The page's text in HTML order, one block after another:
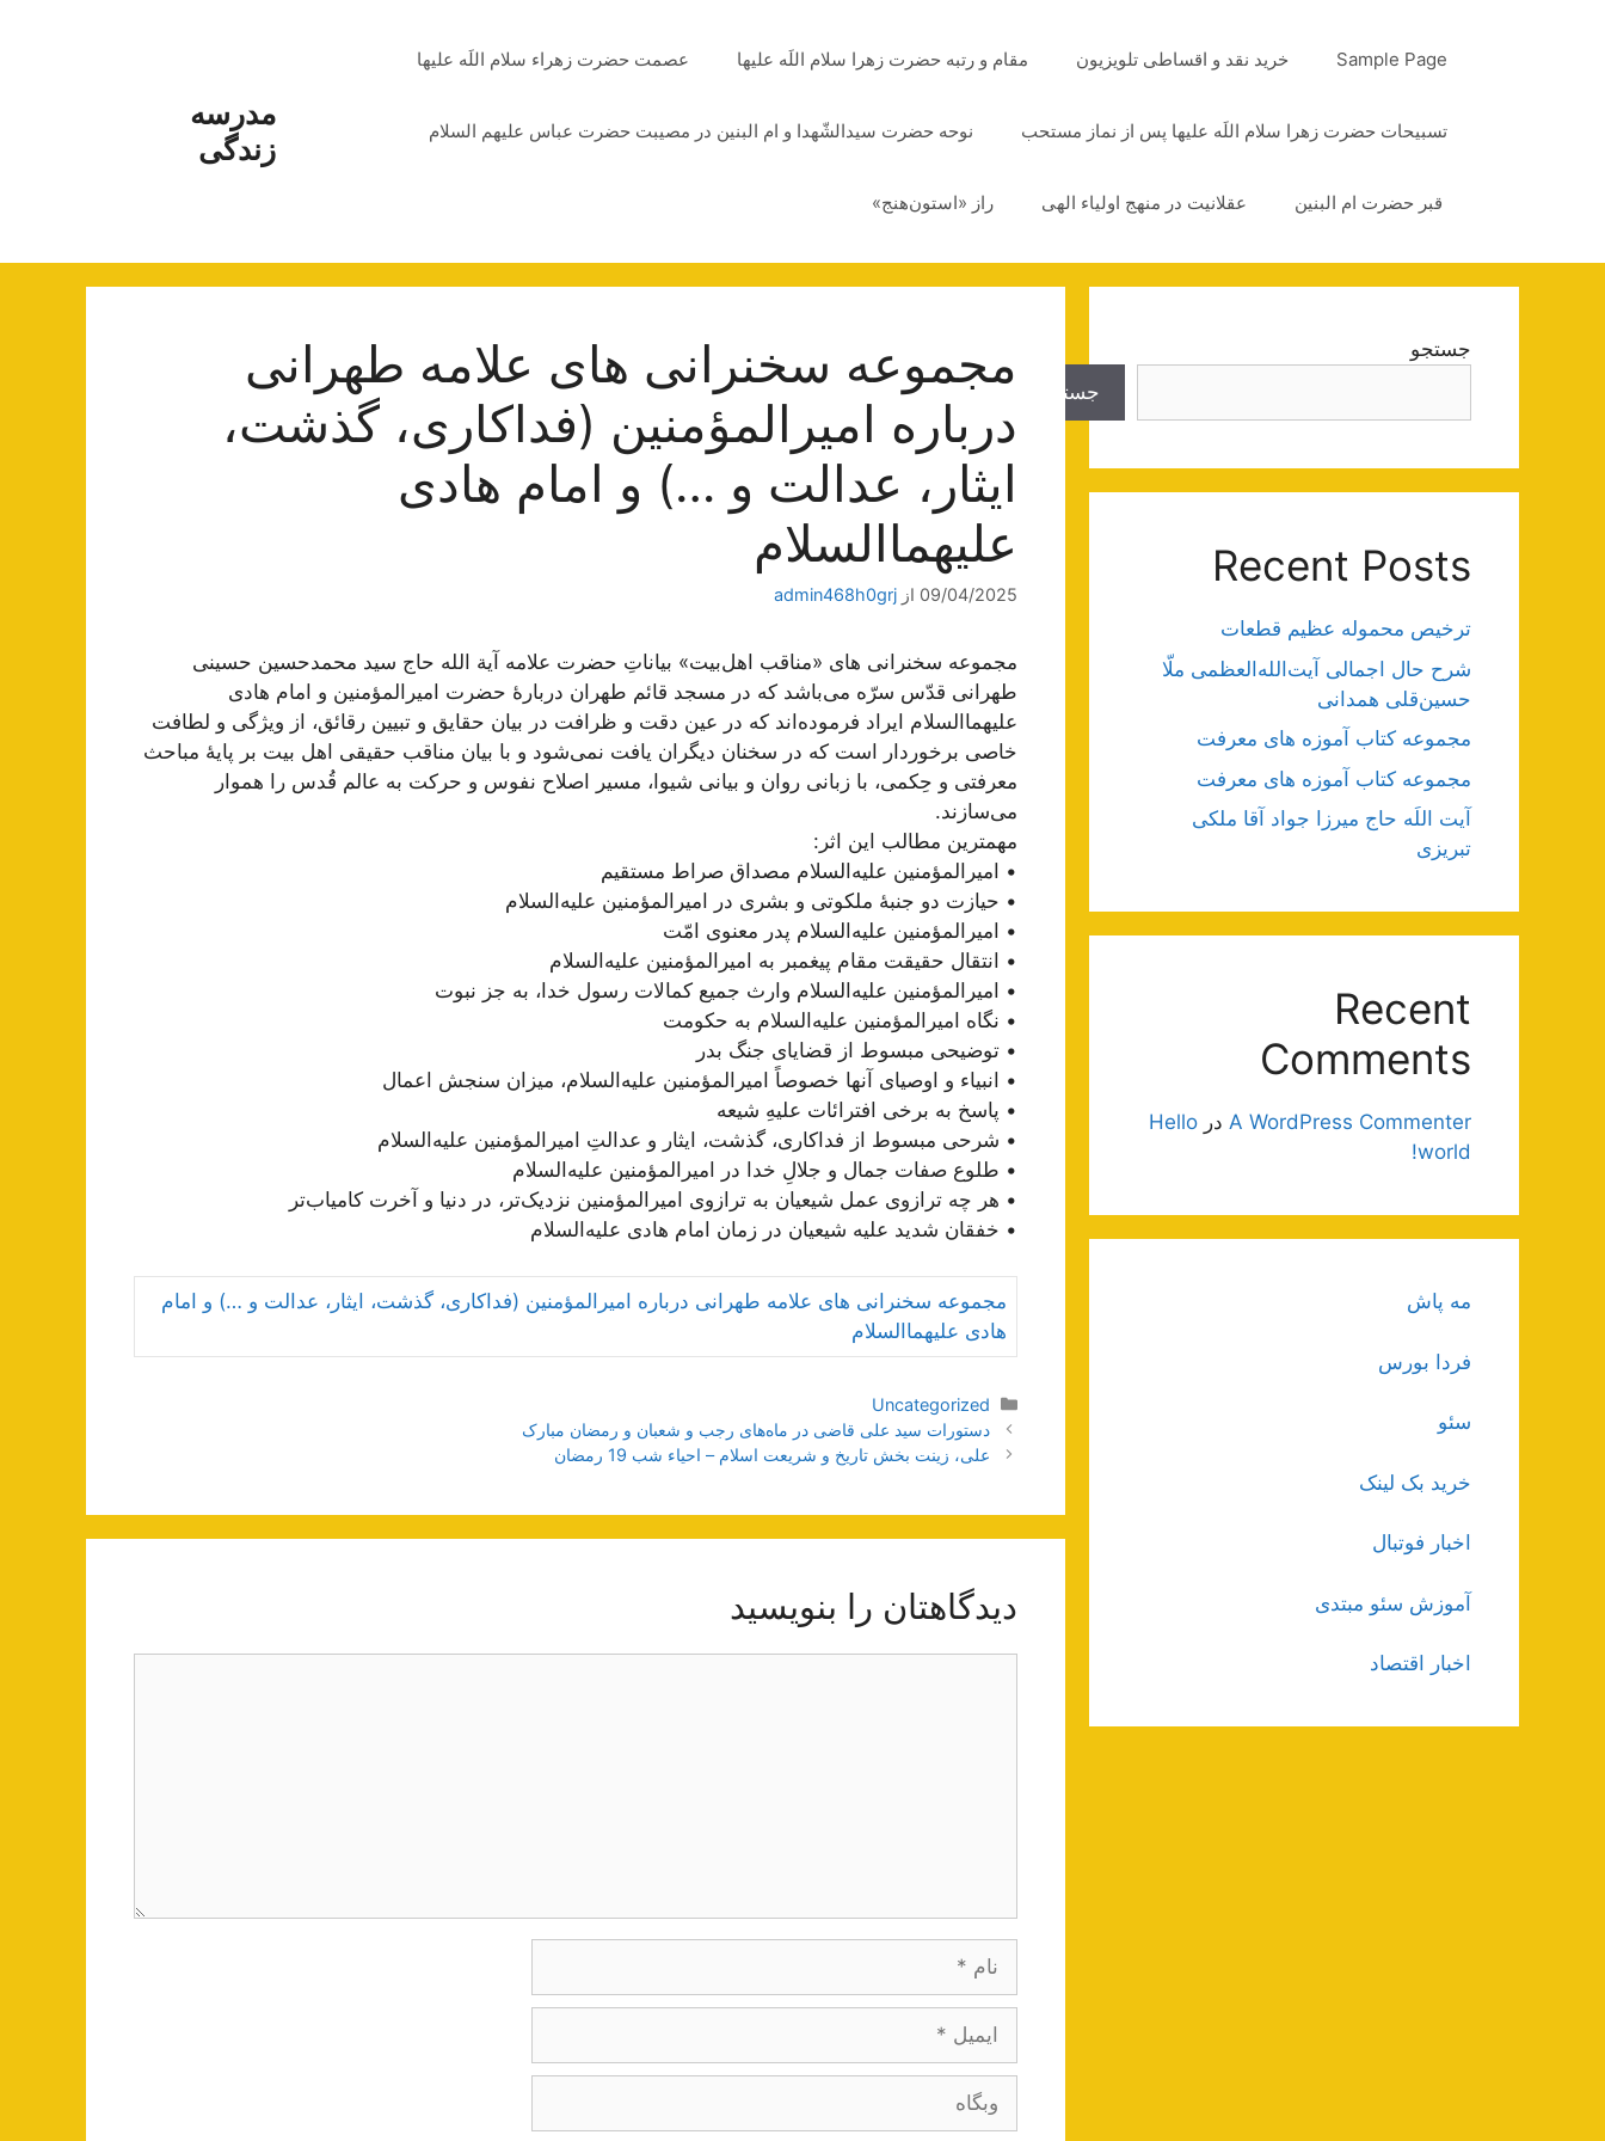
مدرسه
زندگی
Sample Page خرید نقد و اقساطی تلویزیون مقام و رتبه حضرت زهرا سلام اللَه علیها عصمت حضرت زهراء سلام اللَه علیها
تسبیحات حضرت زهرا سلام اللَه علیها پس از نماز مستحب نوحه حضرت سیدالشّهدا و ام البنین در مصیبت حضرت عباس علیهم السلام
قبر حضرت ام البنین عقلانیت در منهج اولیاء الهی راز «استون‌هنج»
مجموعه سخنرانی های علامه طهرانی
درباره امیرالمؤمنین (فداکاری‌، گذشت،
ایثار، عدالت و …) و امام هادی
علیهما‌السلام
09/04/2025 از admin468h0grj
مجموعه سخنرانی های «مناقب اهل‌بیت» بیاناتِ حضرت علامه آیة الله حاج سید محمد‌حسین حسینی
طهرانی قدّس سرّه می‌باشد که در مسجد قائم طهران دربارۀ حضرت امیرالمؤمنین و امام هادی
علیهما‌السلام ایراد فرموده‌اند که در عین دقت و ظرافت در بیان حقایق و تبیین رقائق، از ویژگی و لطافت
خاصی برخوردار است که در سخنان دیگران یافت نمی‌شود و با بیان مناقب حقیقی اهل بیت بر پایۀ مباحث
معرفتی و حِکمی، با زبانی روان و بیانی شیوا، مسیر اصلاح نفوس و حرکت به عالم قُدس را هموار
می‌سازند.
مهمترین مطالب این اثر:
• امیرالمؤمنین علیه‌السلام مصداق صراط مستقیم
• حیازت دو جنبۀ ملکوتی و بشری در امیرالمؤمنین علیه‌السلام
• امیرالمؤمنین علیه‌السلام پدر معنوی امّت
• انتقال حقیقت مقام پیغمبر به امیرالمؤمنین علیه‌السلام
• امیرالمؤمنین علیه‌السلام وارث جمیع کمالات رسول خدا، به جز نبوت
• نگاه امیرالمؤمنین علیه‌السلام به حکومت
• توضیحی مبسوط از قضایای جنگ بدر
• انبیاء و اوصیای آنها خصوصاً امیرالمؤمنین علیه‌السلام، میزان سنجش اعمال
• پاسخ به برخی افترائات علیهِ شیعه
• شرحی مبسوط از فداکاری‌، گذشت، ایثار و عدالتِ امیرالمؤمنین علیه‌السلام
• طلوع صفات جمال و جلالِ خدا در امیرالمؤمنین علیه‌السلام
• هر چه ترازوی عمل شیعیان به ترازوی امیرالمؤمنین نزدیک‌تر، در دنیا و آخرت کامیاب‌تر
• خفقان شدید علیه شیعیان در زمان امام هادی‌ علیه‌السلام
مجموعه سخنرانی های علامه طهرانی درباره امیرالمؤمنین (فداکاری‌، گذشت، ایثار، عدالت و …) و امام
هادی علیهما‌السلام
دسته‌ها
Uncategorized
ناوبری
نوشته‌ها
دستورات سید علی قاضی در ماه‌های رجب و شعبان و رمضان مبارک
علی، زینت بخش تاریخ و شریعت اسلام – احیاء شب 19 رمضان
دیدگاهتان را بنویسید
وبگاه
جستجو
جستجو
Recent Posts
ترخیص محموله عظیم قطعات
شرح حال اجمالی آیت‌الله‌العظمی ملّا
حسین‌قلی همدانی
مجموعه کتاب آموزه های معرفت
مجموعه کتاب آموزه های معرفت
آیت اللَه حاج میرزا جواد آقا ملکی
تبریزی
Recent
Comments
A WordPress Commenter در Hello
world!
مه پاش
فردا بورس
سئو
خرید بک لینک
اخبار فوتبال
آموزش سئو مبتدی
اخبار اقتصاد